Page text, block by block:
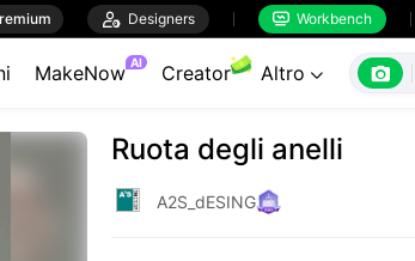
 Designers  Workbench
MakeNow AI Creator Altro  
Ruota degli anelli
A2S_dESING